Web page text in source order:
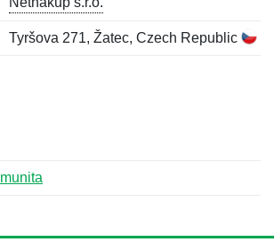
Tyršova 271, Žatec, Czech Republic
Imunita